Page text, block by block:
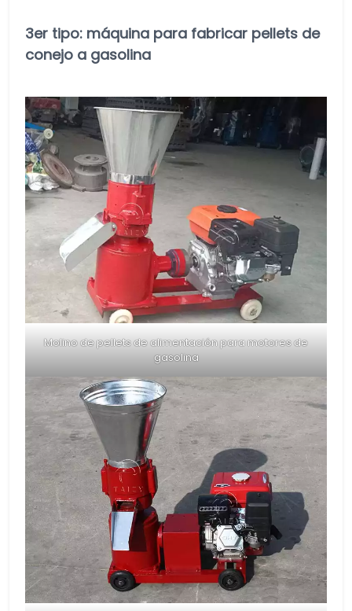
3er tipo: máquina para fabricar pellets de
conejo a gasolina
Molino de pellets de alimentación para motores de
gasolina